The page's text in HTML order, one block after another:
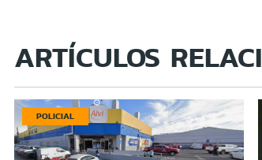
ARTÍCULOS
POLICIAL